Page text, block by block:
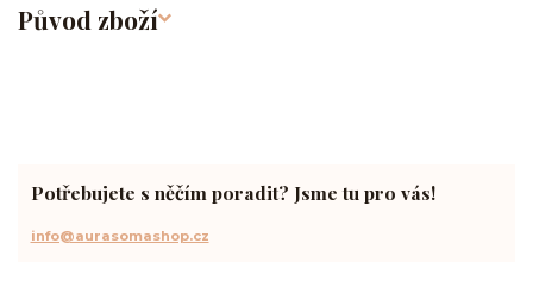
Původ zboží
Potřebujete s něčím poradit? Jsme tu pro vás!
info@aurasomashop.cz